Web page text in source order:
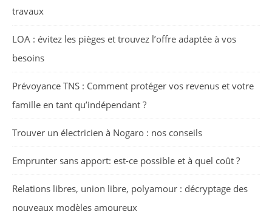
travaux
LOA : évitez les pièges et trouvez l’offre adaptée à vos
besoins
Prévoyance TNS : Comment protéger vos revenus et votre
famille en tant qu’indépendant ?
Trouver un électricien à Nogaro : nos conseils
Emprunter sans apport: est-ce possible et à quel coût ?
Relations libres, union libre, polyamour : décryptage des
nouveaux modèles amoureux